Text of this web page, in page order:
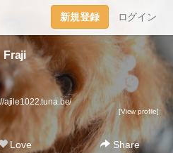
新規登録 ログイン
Fraji
ajile1022.tuna.be/
[View profile]
Love Share